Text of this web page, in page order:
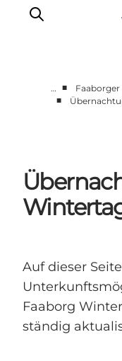
Inselhüpfen
Outdoor
Kalender
… ■
■
Auf dieser
Faaborg
ständig